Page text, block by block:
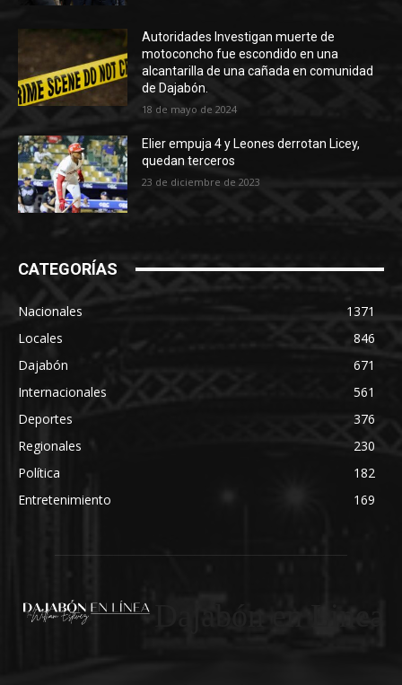
Autoridades Investigan muerte de
motoconcho fue escondido en una
alcantarilla de una cañada en comunidad
de Dajabón.
18 de mayo de 2024
Elier empuja 4 y Leones derrotan Licey,
quedan terceros
23 de diciembre de 2023
CATEGORÍAS
Nacionales
1371
Locales
846
Dajabón
671
Internacionales
561
Deportes
376
Regionales
230
Política
182
Entretenimiento
169